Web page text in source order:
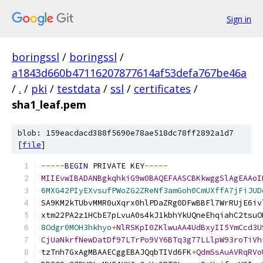
Sign in
boringssl / boringssl /
a1843d660b47116207877614af53defa767be46a
/ . / pki / testdata / ssl / certificates /
sha1_leaf.pem
blob: 159eacdacd388f5690e78ae518dc78ff2892a1d7
[file]
-----BEGIN PRIVATE KEY-----
8Odgr0MOH3hkhyo+
tzTnh7GxAgMBAAECggEBAJQqbTIVd6FK+